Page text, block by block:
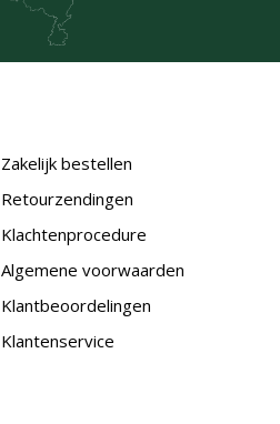
Zakelijk bestellen
Retourzendingen
Klachtenprocedure
Algemene voorwaarden
Klantbeoordelingen
Klantenservice